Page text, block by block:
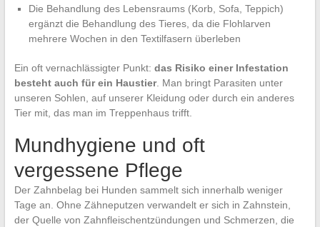
Die Behandlung des Lebensraums (Korb, Sofa, Teppich)
ergänzt die Behandlung des Tieres, da die Flohlarven
mehrere Wochen in den Textilfasern überleben
Ein oft vernachlässigter Punkt: das Risiko einer Infestation
besteht auch für ein Haustier. Man bringt Parasiten unter
unseren Sohlen, auf unserer Kleidung oder durch ein anderes
Tier mit, das man im Treppenhaus trifft.
Mundhygiene und oft
vergessene Pflege
Der Zahnbelag bei Hunden sammelt sich innerhalb weniger
Tage an. Ohne Zähneputzen verwandelt er sich in Zahnstein,
der Quelle von Zahnfleischentzündungen und Schmerzen, die